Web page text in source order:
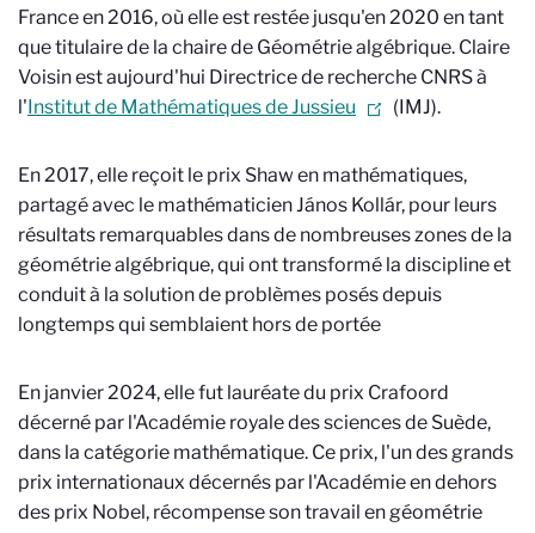
France en 2016, où elle est restée jusqu'en 2020 en tant
que titulaire de la chaire de Géométrie algébrique. Claire
Voisin est aujourd'hui Directrice de recherche CNRS à
l'Institut de Mathématiques de Jussieu (IMJ).
En 2017, elle reçoit le prix Shaw en mathématiques,
partagé avec le mathématicienJános Kollár, pour leurs
résultats remarquables dans de nombreuses zones de la
géométrie algébrique, qui ont transformé la discipline et
conduit à la solution de problèmes posés depuis
longtemps qui semblaient hors de portée
En janvier 2024, elle fut lauréate du prix Crafoord
décerné par l'Académie royale des sciences de Suède,
dans la catégorie mathématique. Ce prix, l'un des grands
prix internationaux décernés par l'Académie en dehors
des prix Nobel, récompense son travail en géométrie